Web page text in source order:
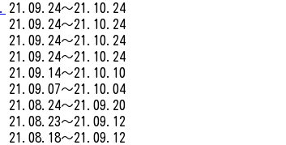
21.09.24～21.10.24
21.09.24～21.10.24
21.09.24～21.10.24
21.09.24～21.10.24
21.09.14～21.10.10
21.09.07～21.10.04
21.08.24～21.09.20
21.08.23～21.09.12
21.08.18～21.09.12